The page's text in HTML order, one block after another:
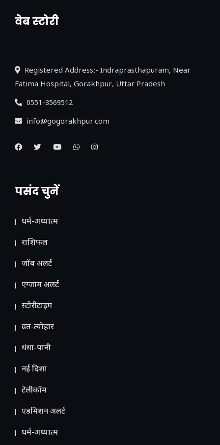
वेब स्टोरी
नया एक्सप्रेसवे: पूर्वांचल का लक, डेवलपमेंट का
Registered Address:- Indraprasthapuram, Near
Fatima Hospital, Gorakhpur, Uttar Pradesh
0551-3569512
info@gogorakhpur.com
पसंद चुनें
धर्म-अध्यात्म
राशिफल
जॉब अलर्ट
एग्जाम अलर्ट
स्टोरीटाइम
व्रत-त्योहार
धंधा-पानी
नई दिशा
टेलीकॉम
ए​डमिशन अलर्ट
धर्म-अध्यात्म